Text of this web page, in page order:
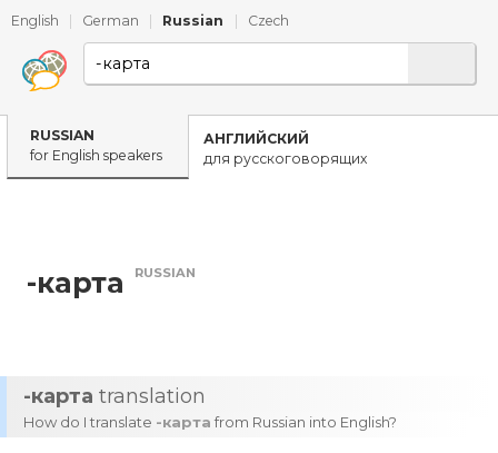
English German Russian Czech
RUSSIAN
for English speakers
АНГЛИЙСКИЙ
для русскоговорящих
-карта RUSSIAN
-карта translation
How do I translate -карта from Russian into English?